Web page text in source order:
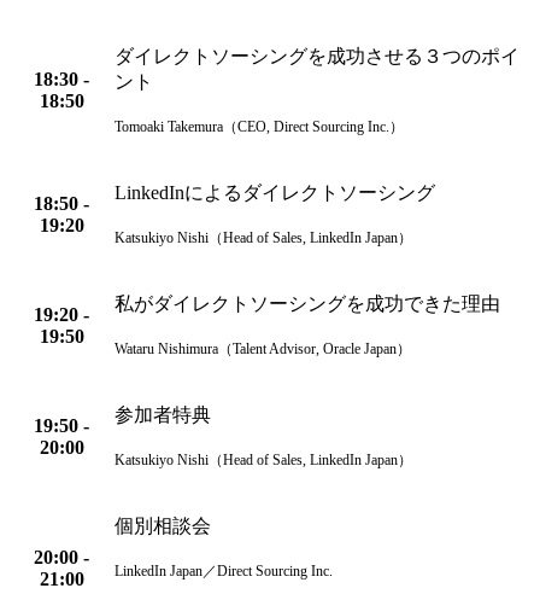
18:30 -
18:50
ダイレクトソーシングを成功させる３つのポイ
ント
Tomoaki Takemura（CEO, Direct Sourcing Inc.）
18:50 -
19:20
LinkedInによるダイレクトソーシング
Katsukiyo Nishi（Head of Sales, LinkedIn Japan）
19:20 -
19:50
私がダイレクトソーシングを成功できた理由
Wataru Nishimura（Talent Advisor, Oracle Japan）
19:50 -
20:00
参加者特典
Katsukiyo Nishi（Head of Sales, LinkedIn Japan）
20:00 -
21:00
個別相談会
LinkedIn Japan／Direct Sourcing Inc.